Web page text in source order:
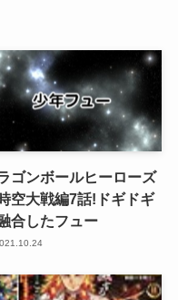
ゴンボールヒーローズ
空大戦編7話!ドギドギ
合したフュー